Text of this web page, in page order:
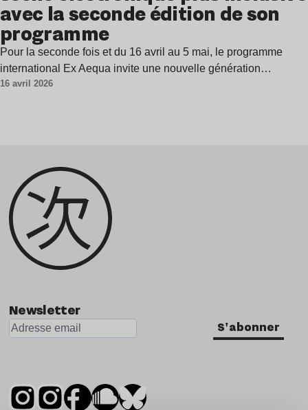
avec la seconde édition de son
programme
Pour la seconde fois et du 16 avril au 5 mai, le programme
international Ex Aequa invite une nouvelle génération…
16 avril 2026
Newsletter
S'abonner